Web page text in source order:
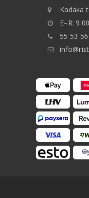
Kadaka
E–R:
55 53